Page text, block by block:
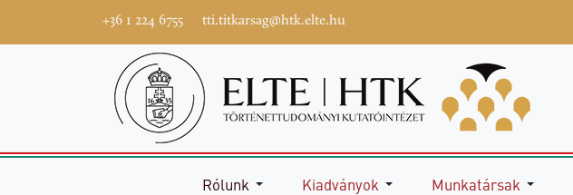
+36 1 224 6755 tti.titkarsag@htk.elte.hu
Rólunk Kiadványok Munkatársak